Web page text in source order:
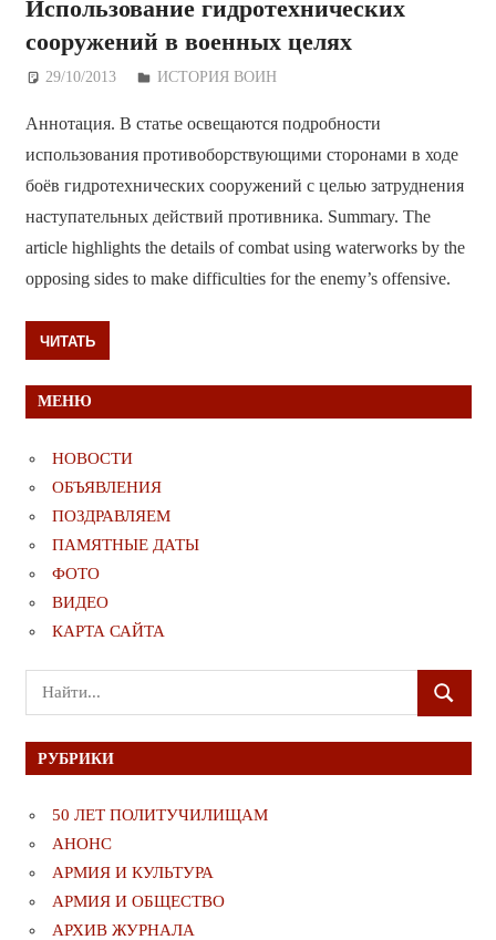
Использование гидротехнических
сооружений в военных целях
29/10/2013 Дежурный по Редакции
ИСТОРИЯ ВОИН
Аннотация. В статье освещаются подробности
использования противоборствующими сторонами в ходе
боёв гидротехнических сооружений с целью затруднения
наступательных действий противника. Summary. The
article highlights the details of combat using waterworks by the
opposing sides to make difficulties for the enemy’s offensive.
ЧИТАТЬ
МЕНЮ
НОВОСТИ
ОБЪЯВЛЕНИЯ
ПОЗДРАВЛЯЕМ
ПАМЯТНЫЕ ДАТЫ
ФОТО
ВИДЕО
КАРТА САЙТА
Поиск
для:
ПОИСК
РУБРИКИ
50 ЛЕТ ПОЛИТУЧИЛИЩАМ
АНОНС
АРМИЯ И КУЛЬТУРА
АРМИЯ И ОБЩЕСТВО
АРХИВ ЖУРНАЛА